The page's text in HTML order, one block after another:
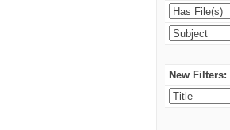
New Filters: